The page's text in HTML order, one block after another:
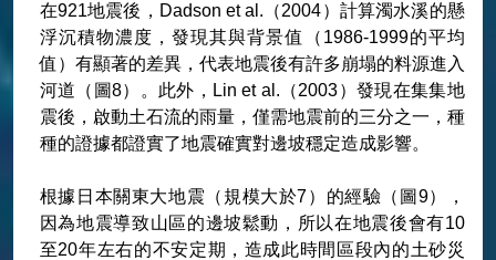
在921地震後，Dadson et al.（2004）計算濁水溪的懸
浮沉積物濃度，發現其與背景值（1986-1999的平均
值）有顯著的差異，代表地震後有許多崩塌的料源進入
河道（圖8）。此外，Lin et al.（2003）發現在集集地
震後，啟動土石流的雨量，僅需地震前的三分之一，種
種的證據都證實了地震確實對邊坡穩定造成影響。
根據日本關東大地震（規模大於7）的經驗（圖9），
因為地震導致山區的邊坡鬆動，所以在地震後會有10
至20年左右的不安定期，造成此時間區段內的土砂災